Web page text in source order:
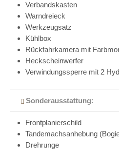
Verbandskasten
Warndreieck
Werkzeugsatz
Kühlbox
Rückfahrkamera mit
Heckscheinwerfer
Verwindungssperre mit 2
Sonderausstattung:
Frontplanierschild
Tandemachsanhebung
Drehrunge